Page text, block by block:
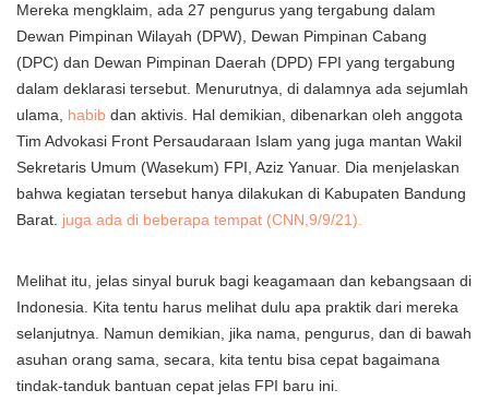
Mereka mengklaim, ada 27 pengurus yang tergabung dalam
Dewan Pimpinan Wilayah (DPW), Dewan Pimpinan Cabang
(DPC) dan Dewan Pimpinan Daerah (DPD) FPI yang tergabung
dalam deklarasi tersebut. Menurutnya, di dalamnya ada sejumlah
ulama, habib dan aktivis. Hal demikian, dibenarkan oleh anggota
Tim Advokasi Front Persaudaraan Islam yang juga mantan Wakil
Sekretaris Umum (Wasekum) FPI, Aziz Yanuar. Dia menjelaskan
bahwa kegiatan tersebut hanya dilakukan di Kabupaten Bandung
Barat. juga ada di beberapa tempat (CNN,9/9/21).
Melihat itu, jelas sinyal buruk bagi keagamaan dan kebangsaan di
Indonesia. Kita tentu harus melihat dulu apa praktik dari mereka
selanjutnya. Namun demikian, jika nama, pengurus, dan di bawah
asuhan orang sama, secara, kita tentu bisa cepat bagaimana
tindak-tanduk bantuan cepat jelas FPI baru ini.